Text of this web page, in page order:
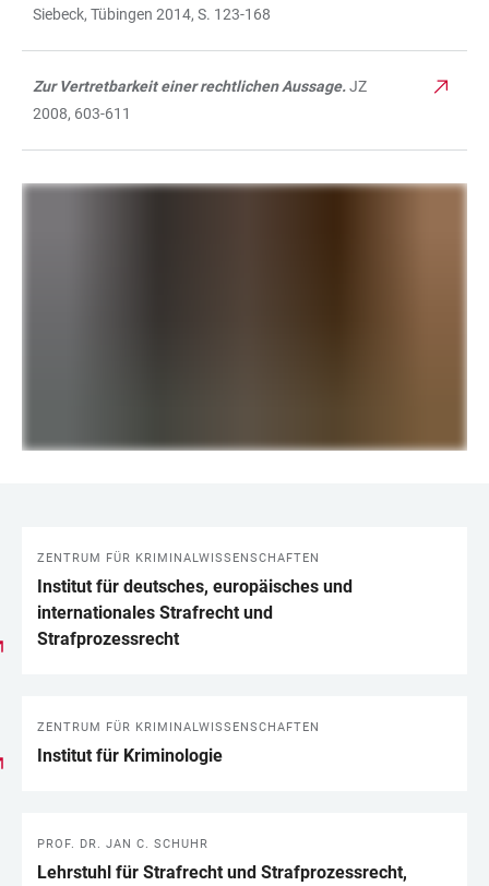
Siebeck, Tübingen 2014, S. 123-168
Zur Vertretbarkeit einer rechtlichen Aussage.JZ
2008, 603-611
LINKS
ZENTRUM FÜR KRIMINALWISSENSCHAFTEN
Institut für deutsches, europäisches und
internationales Strafrecht und
Strafprozessrecht
ZENTRUM FÜR KRIMINALWISSENSCHAFTEN
Institut für Kriminologie
PROF. DR. JAN C. SCHUHR
Lehrstuhl für Strafrecht und Strafprozessrecht,